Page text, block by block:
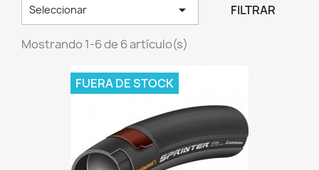
Seleccionar  FILTRAR
Mostrando 1-6 de 6 artículo(s)
FUERA DE STOCK